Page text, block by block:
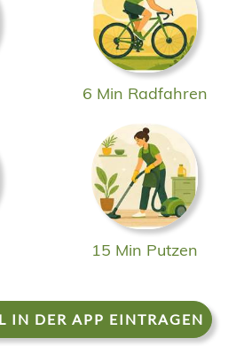
6 Min Radfahren
15 Min Putzen
IN DER APP EINTRAGEN